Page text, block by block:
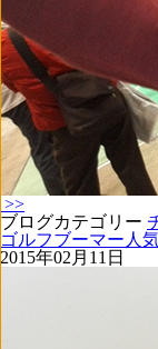
>>
ブログカテゴリー
ゴルフブーマー人
2015年02月11日